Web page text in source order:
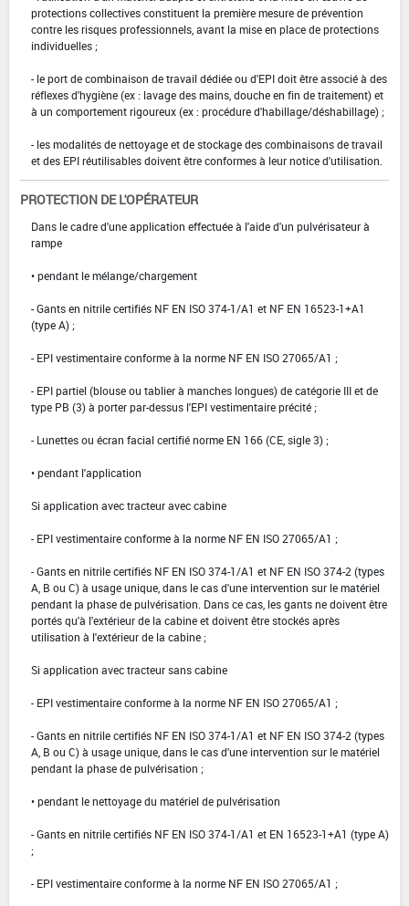
protections collectives constituent la première mesure de prévention
contre les risques professionnels, avant la mise en place de protections
individuelles ;
- le port de combinaison de travail dédiée ou d'EPI doit être associé à des
réflexes d'hygiène (ex : lavage des mains, douche en fin de traitement) et
à un comportement rigoureux (ex : procédure d'habillage/déshabillage) ;
- les modalités de nettoyage et de stockage des combinaisons de travail
et des EPI réutilisables doivent être conformes à leur notice d'utilisation.
PROTECTION DE L'OPÉRATEUR
Dans le cadre d'une application effectuée à l'aide d'un pulvérisateur à
rampe
• pendant le mélange/chargement
- Gants en nitrile certifiés NF EN ISO 374-1/A1 et NF EN 16523-1+A1
(type A) ;
- EPI vestimentaire conforme à la norme NF EN ISO 27065/A1 ;
- EPI partiel (blouse ou tablier à manches longues) de catégorie III et de
type PB (3) à porter par-dessus l'EPI vestimentaire précité ;
- Lunettes ou écran facial certifié norme EN 166 (CE, sigle 3) ;
• pendant l'application
Si application avec tracteur avec cabine
- EPI vestimentaire conforme à la norme NF EN ISO 27065/A1 ;
- Gants en nitrile certifiés NF EN ISO 374-1/A1 et NF EN ISO 374-2 (types
A, B ou C) à usage unique, dans le cas d'une intervention sur le matériel
pendant la phase de pulvérisation. Dans ce cas, les gants ne doivent être
portés qu'à l'extérieur de la cabine et doivent être stockés après
utilisation à l'extérieur de la cabine ;
Si application avec tracteur sans cabine
- EPI vestimentaire conforme à la norme NF EN ISO 27065/A1 ;
- Gants en nitrile certifiés NF EN ISO 374-1/A1 et NF EN ISO 374-2 (types
A, B ou C) à usage unique, dans le cas d'une intervention sur le matériel
pendant la phase de pulvérisation ;
• pendant le nettoyage du matériel de pulvérisation
- Gants en nitrile certifiés NF EN ISO 374-1/A1 et EN 16523-1+A1 (type A)
;
- EPI vestimentaire conforme à la norme NF EN ISO 27065/A1 ;